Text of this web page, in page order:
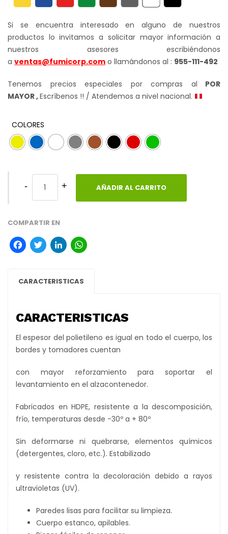
Si se encuentra interesado en alguno de nuestros
productos lo invitamos a solicitar mayor información a
nuestros asesores escribiéndonos
a ventas@fumicorp.com o llamándonos al : 955-111-492
Tenemos precios especiales por compras al POR
MAYOR ,Escríbenos !! / Atendemos a nivel nacional.
COLORES
AÑADIR AL CARRITO
COMPARTIR EN
Facebook
TwitterLinkedIn
CARACTERISTICAS
CARACTERISTICAS
El espesor del polietileno es igual en todo el cuerpo, los
bordes y tomadores cuentan
con mayor reforzamiento para soportar el
levantamiento en el alzacontenedor.
Fabricados en HDPE, resistente a la descomposición,
frío, temperaturas desde -30º a + 80º
Sin deformarse ni quebrarse, elementos químicos
(detergentes, cloro, etc.). Estabilizado
y resistente contra la decoloración debido a rayos
ultravioletas (UV).
Paredes lisas para facilitar su limpieza.
Cuerpo estanco, apilables.